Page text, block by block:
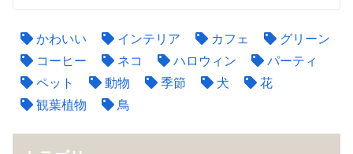
かわいい インテリア カフェ
グリーン
コーヒー
ネコ ハロウィン
パーティ
ペット
動物 季節 犬
花
観葉植物
鳥